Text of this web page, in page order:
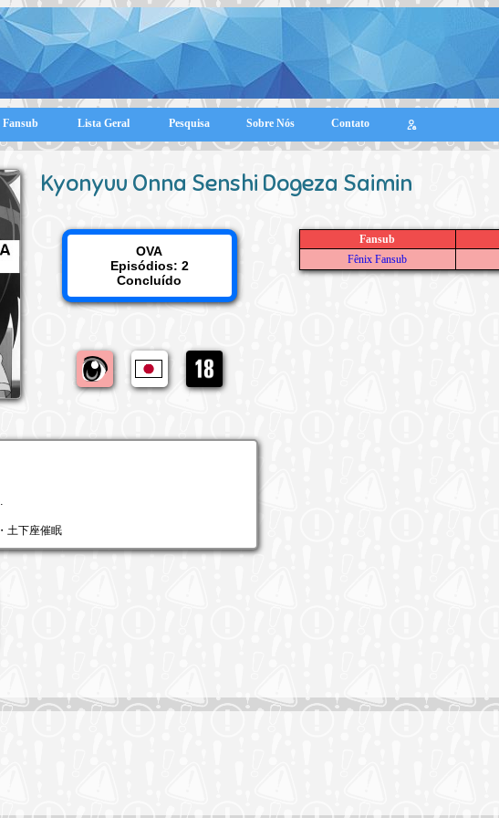
Fansub Lista Geral Pesquisa Sobre Nós Contato
Kyonyuu Onna Senshi Dogeza Saimin
OVA
Episódios: 2
Concluído
Fansub
Fênix Fansub
土下座催眠